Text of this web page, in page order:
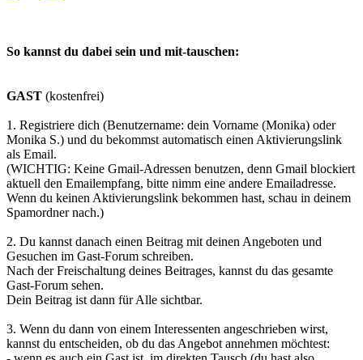
So kannst du dabei sein und mit-tauschen:
GAST (kostenfrei)
1. Registriere dich (Benutzername: dein Vorname (Monika) oder
Monika S.) und du bekommst automatisch einen Aktivierungslink
als Email.
(WICHTIG: Keine Gmail-Adressen benutzen, denn Gmail blockiert
aktuell den Emailempfang, bitte nimm eine andere Emailadresse.
Wenn du keinen Aktivierungslink bekommen hast, schau in deinem
Spamordner nach.)
2. Du kannst danach einen Beitrag mit deinen Angeboten und
Gesuchen im Gast-Forum schreiben.
Nach der Freischaltung deines Beitrages, kannst du das gesamte
Gast-Forum sehen.
Dein Beitrag ist dann für Alle sichtbar.
3. Wenn du dann von einem Interessenten angeschrieben wirst,
kannst du entscheiden, ob du das Angebot annehmen möchtest: